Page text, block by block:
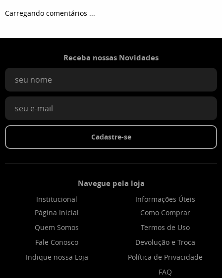
Carregando comentários ...
Receba nossas Novidades
Cadastre-se
Navegue pela loja
Institucional
Página Inicial
Quem Somos
Fale Conosco
Indique nossa Loja
Informações Úteis
Como Comprar
Termos de Uso
Devolução e Troca
Política de Privacidade
FAQ